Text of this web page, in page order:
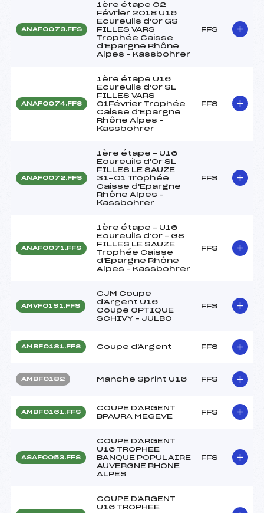
ANAF0073.FFS
1ère étape 02
Février 2018 U16
Ecureuils d'Or GS
FILLES VARS
Trophée Caisse
d'Epargne Rhône
Alpes – Kassbohrer
FFS
ANAF0074.FFS
1ère étape U16
Ecureuils d'Or SL
FILLES VARS
01Février Trophée
Caisse d'Epargne
Rhône Alpes –
Kassbohrer
FFS
ANAF0072.FFS
1ère étape – U16
Ecureuils d'Or SL
FILLES LE SAUZE
31-01 Trophée
Caisse d'Epargne
Rhône Alpes –
Kassbohrer
FFS
ANAF0071.FFS
1ère étape – U16
Ecureuils d'Or – GS
FILLES LE SAUZE
Trophée Caisse
d'Epargne Rhône
Alpes – Kassbohrer
FFS
AMVF0191.FFS
CJM Coupe
d'Argent U16
Coupe OPTIQUE
SCHIVY – JULBO
FFS
AMBF0181.FFS Coupe d'Argent FFS
AMBF0182 Manche Sprint U16 FFS
AMBF0161.FFS
COUPE D'ARGENT
BPAURA MEGEVE
FFS
ASAF0053.FFS
COUPE D'ARGENT
U16 TROPHEE
BANQUE POPULAIRE
AUVERGNE RHONE
ALPES
FFS
COUPE D'ARGENT
U16 TROPHEE